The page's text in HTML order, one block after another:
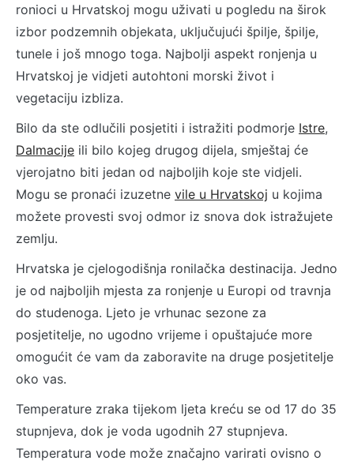
ronioci u Hrvatskoj mogu uživati u pogledu na širok
izbor podzemnih objekata, uključujući špilje, špilje,
tunele i još mnogo toga. Najbolji aspekt ronjenja u
Hrvatskoj je vidjeti autohtoni morski život i
vegetaciju izbliza.
Bilo da ste odlučili posjetiti i istražiti podmorje Istre,
Dalmacije ili bilo kojeg drugog dijela, smještaj će
vjerojatno biti jedan od najboljih koje ste vidjeli.
Mogu se pronaći izuzetne vile u Hrvatskoj u kojima
možete provesti svoj odmor iz snova dok istražujete
zemlju.
Hrvatska je cjelogodišnja ronilačka destinacija. Jedno
je od najboljih mjesta za ronjenje u Europi od travnja
do studenoga. Ljeto je vrhunac sezone za
posjetitelje, no ugodno vrijeme i opuštajuće more
omogućit će vam da zaboravite na druge posjetitelje
oko vas.
Temperature zraka tijekom ljeta kreću se od 17 do 35
stupnjeva, dok je voda ugodnih 27 stupnjeva.
Temperatura vode može značajno varirati ovisno o